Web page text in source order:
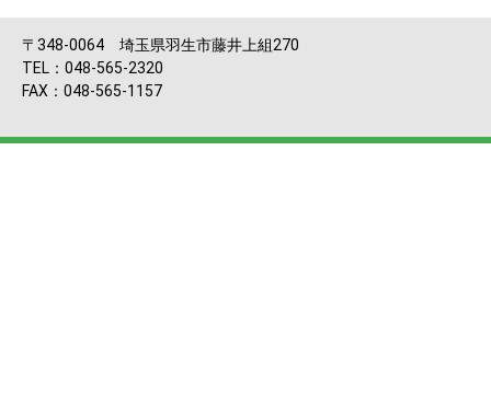
〒348-0064 埼玉県羽生市藤井上組270
TEL：048-565-2320
FAX：048-565-1157